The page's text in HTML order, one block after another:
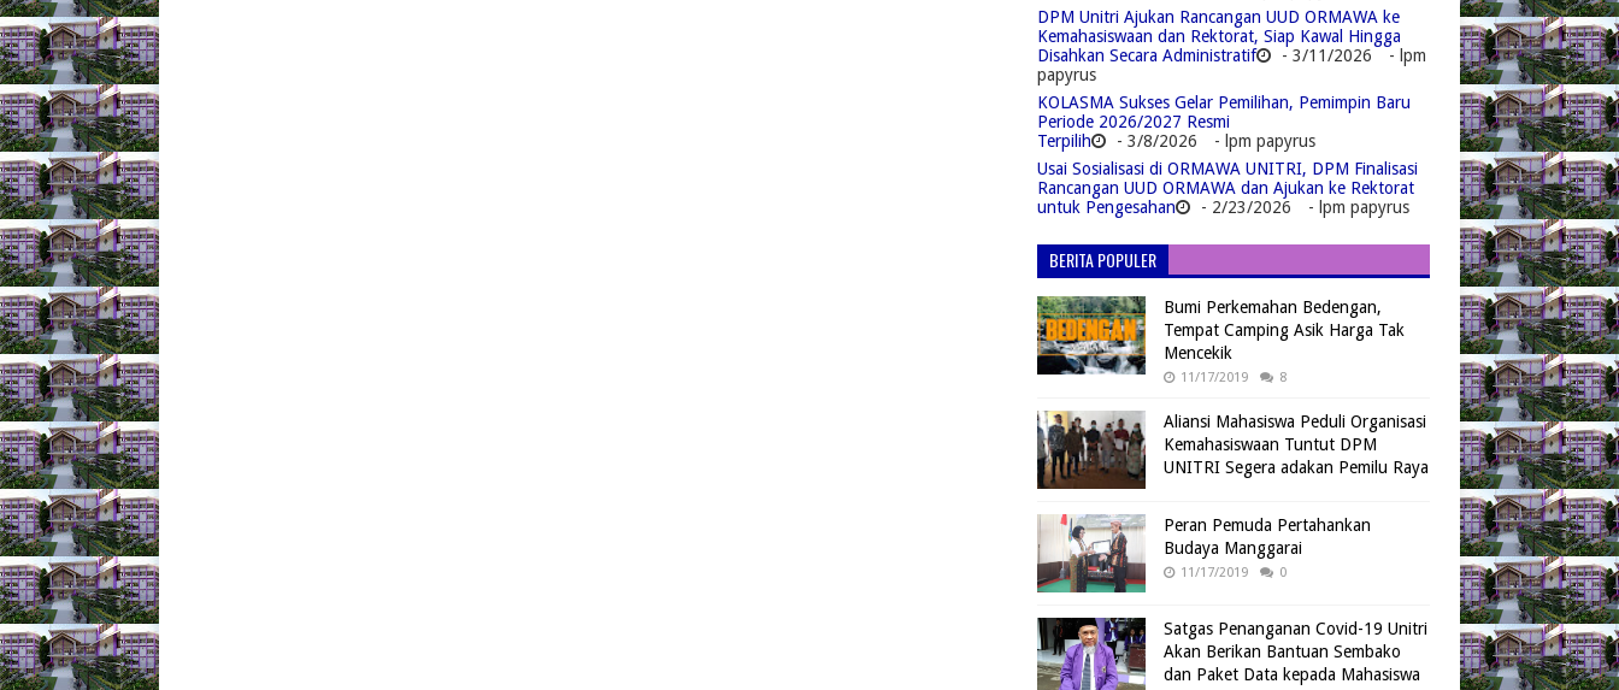
DPM Unitri Ajukan Rancangan UUD ORMAWA ke
Kemahasiswaan dan Rektorat, Siap Kawal Hingga
Disahkan Secara Administratif
- 3/11/2026
- lpm
papyrus
KOLASMA Sukses Gelar Pemilihan, Pemimpin Baru
Periode 2026/2027 Resmi
Terpilih
- 3/8/2026
- lpm papyrus
Usai Sosialisasi di ORMAWA UNITRI, DPM Finalisasi
Rancangan UUD ORMAWA dan Ajukan ke Rektorat
untuk Pengesahan
- 2/23/2026 - lpm papyrus
BERITA POPULER
Bumi Perkemahan Bedengan,
Tempat Camping Asik Harga Tak
Mencekik
11/17/2019 8
Aliansi Mahasiswa Peduli Organisasi
Kemahasiswaan Tuntut DPM
UNITRI Segera adakan Pemilu Raya
Peran Pemuda Pertahankan
Budaya Manggarai
11/17/2019 0
Satgas Penanganan Covid-19 Unitri
Akan Berikan Bantuan Sembako
dan Paket Data kepada Mahasiswa